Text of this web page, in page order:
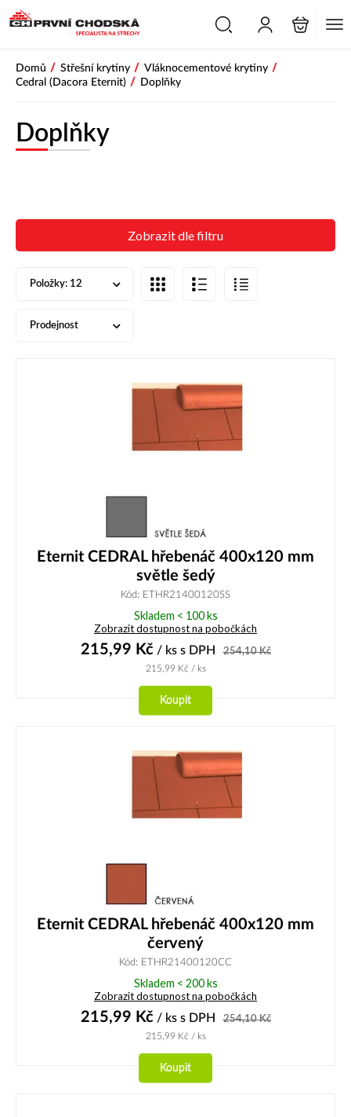
Domů / Střešní krytiny / Vláknocementové krytiny /
Cedral (Dacora Eternit) / Doplňky
Doplňky
Zobrazit dle filtru
Položky: 12
Prodejnost
Eternit CEDRAL hřebenáč 400x120 mm
světle šedý
Kód: ETHR21400120SS
Skladem < 100 ks
Zobrazit dostupnost na pobočkách
215,99 Kč/ ks s DPH 254,10Kč
215,99 Kč / ks
Koupit
Eternit CEDRAL hřebenáč 400x120 mm
červený
Kód: ETHR21400120CC
Skladem < 200 ks
Zobrazit dostupnost na pobočkách
215,99 Kč/ ks s DPH 254,10Kč
215,99 Kč / ks
Koupit